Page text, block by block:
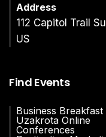
Address
112 Capitol Trail
US
Find Events
Business Breakfast
Uzakrota Online
Conferences